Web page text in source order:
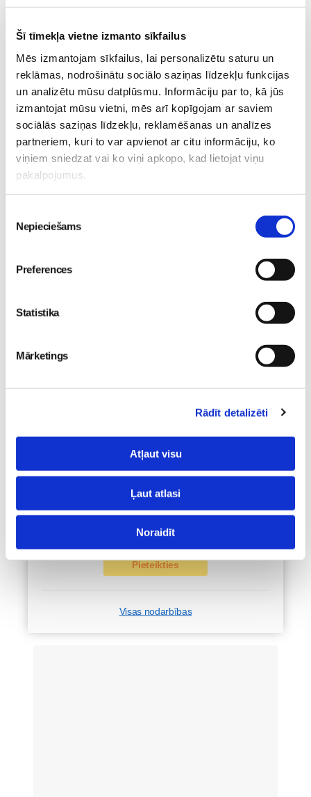
Šī tīmekļa vietne izmanto sīkfailus
Mēs izmantojam sīkfailus, lai personalizētu saturu un
reklāmas, nodrošinātu sociālo saziņas līdzekļu funkcijas
un analizētu mūsu datplūsmu. Informāciju par to, kā jūs
izmantojat mūsu vietni, mēs arī kopīgojam ar saviem
sociālās saziņas līdzekļu, reklamēšanas un analīzes
partneriem, kuri to var apvienot ar citu informāciju, ko
viņiem sniedzat vai ko viņi apkopo, kad lietojat viņu
pakalpojumus.
izvēle
Nepieciešams
Preferences
Statistika
Mārketings
Rādīt detalizēti
Atļaut visu
Ļaut atlasi
Noraidīt
Pieteikties
PUSAUDŽIEM. Sejas ādas kopšanas
procedūra un konsultācija
Pieteikties
speciālistes Olgas Gerasimenko
Brīvo vietu skaits:
Emocionālā un psiholoģiskā sagatavošanās
dzemdībām kopā ar Diānu Zandi tiešsaistē
11.08 10:00-12:00
Kā bērnam iekļauties klasē ar dažādiem
bērniem? Diānas Zandes lekcija TIEŠSAISTĒ
11.08 12:30-14:30
Pieteikties
Visas nodarbības